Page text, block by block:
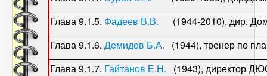
Глава 9.1.5. Фадеев В.В. (1944-2010), дир.
Глава 9.1.6. Демидов Б.А. (1944), тренер
Глава 9.1.7. Гайтанов Е.Н. (1943), директор